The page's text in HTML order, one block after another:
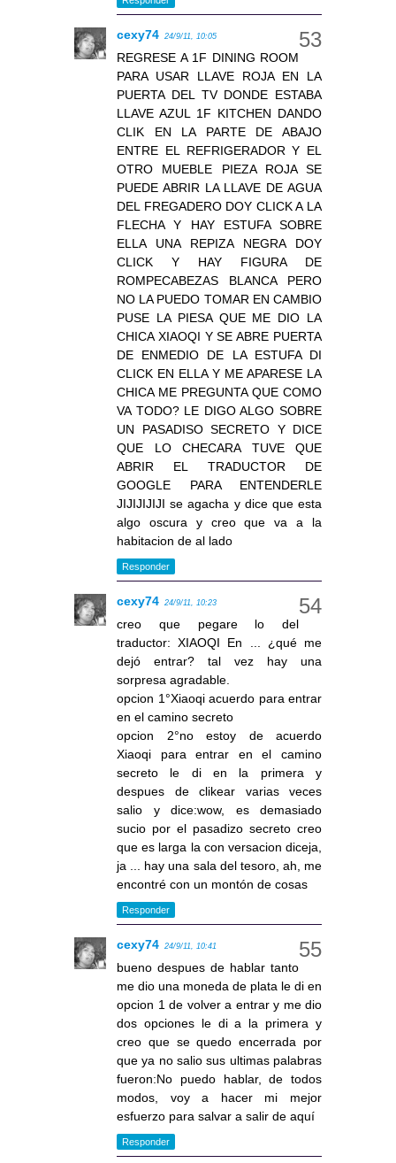
cexy74 24/9/11, 10:05
REGRESE A 1F DINING ROOM
PARA USAR LLAVE ROJA EN LA
PUERTA DEL TV DONDE ESTABA
LLAVE AZUL 1F KITCHEN DANDO
CLIK EN LA PARTE DE ABAJO
ENTRE EL REFRIGERADOR Y EL
OTRO MUEBLE PIEZA ROJA SE
PUEDE ABRIR LA LLAVE DE AGUA
DEL FREGADERO DOY CLICK A LA
FLECHA Y HAY ESTUFA SOBRE
ELLA UNA REPIZA NEGRA DOY
CLICK Y HAY FIGURA DE
ROMPECABEZAS BLANCA PERO
NO LA PUEDO TOMAR EN CAMBIO
PUSE LA PIESA QUE ME DIO LA
CHICA XIAOQI Y SE ABRE PUERTA
DE ENMEDIO DE LA ESTUFA DI
CLICK EN ELLA Y ME APARESE LA
CHICA ME PREGUNTA QUE COMO
VA TODO? LE DIGO ALGO SOBRE
UN PASADISO SECRETO Y DICE
QUE LO CHECARA TUVE QUE
ABRIR EL TRADUCTOR DE
GOOGLE PARA ENTENDERLE
JIJIJIJIJI se agacha y dice que esta
algo oscura y creo que va a la
habitacion de al lado
Responder
cexy74 24/9/11, 10:23
creo que pegare lo del
traductor: XIAOQI En ... ¿qué me
dejó entrar? tal vez hay una
sorpresa agradable.
opcion 1°Xiaoqi acuerdo para entrar
en el camino secreto
opcion 2°no estoy de acuerdo
Xiaoqi para entrar en el camino
secreto le di en la primera y
despues de clikear varias veces
salio y dice:wow, es demasiado
sucio por el pasadizo secreto creo
que es larga la con versacion diceja,
ja ... hay una sala del tesoro, ah, me
encontré con un montón de cosas
Responder
cexy74 24/9/11, 10:41
bueno despues de hablar tanto
me dio una moneda de plata le di en
opcion 1 de volver a entrar y me dio
dos opciones le di a la primera y
creo que se quedo encerrada por
que ya no salio sus ultimas palabras
fueron:No puedo hablar, de todos
modos, voy a hacer mi mejor
esfuerzo para salvar a salir de aquí
Responder